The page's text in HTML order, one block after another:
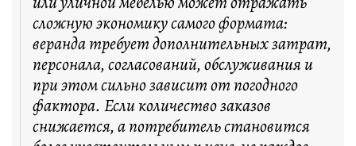
сложную экономику самого формата:
веранда требует дополнительных затрат,
персонала, согласований, обслуживания и
при этом сильно зависит от погодного
фактора. Если количество заказов
снижается, а потребитель становится